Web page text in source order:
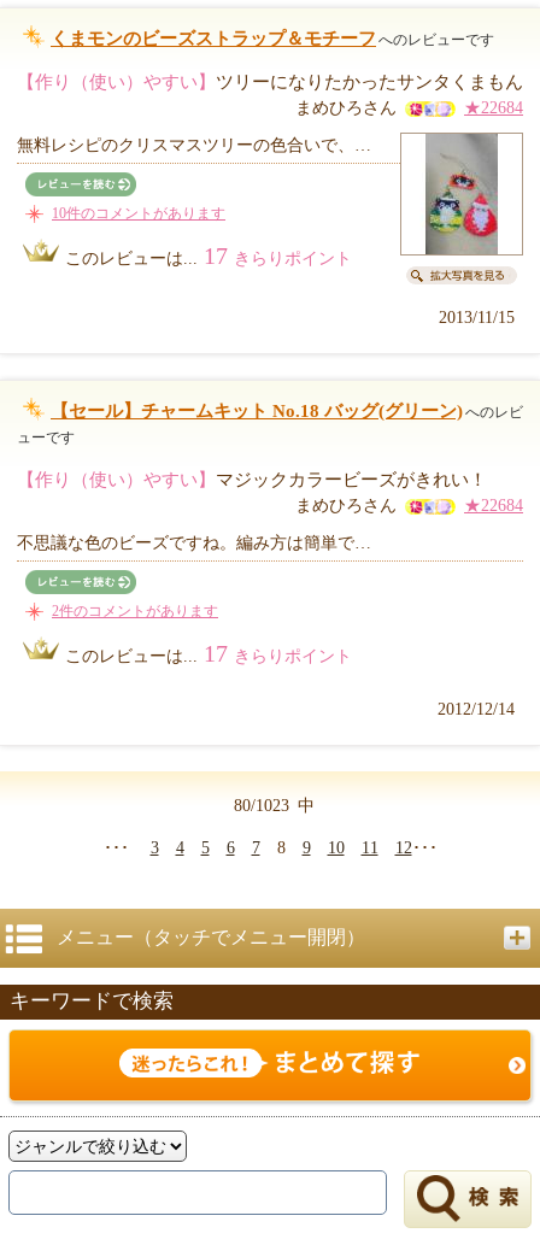
くまモンのビーズストラップ＆モチーフ へのレビューです
【作り（使い）やすい】 ツリーになりたかったサンタくまもん
まめひろさん ★22684
無料レシピのクリスマスツリーの色合いで、…
10件のコメントがあります
このレビューは... 17 きらりポイント
2013/11/15
【セール】チャームキット No.18 バッグ(グリーン)へのレビ
ューです
【作り（使い）やすい】 マジックカラービーズがきれい！
まめひろさん ★22684
不思議な色のビーズですね。編み方は簡単で…
2件のコメントがあります
このレビューは... 17 きらりポイント
2012/12/14
80/1023 中
･･･ 3 4 5 6 78 9 10 11 12 ･･･
メニュー（タッチでメニュー開閉）
キーワードで検索